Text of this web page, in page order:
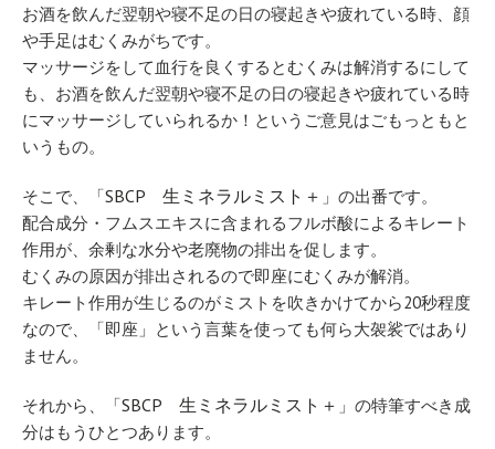
お酒を飲んだ翌朝や寝不足の日の寝起きや疲れている時、顔
や手足はむくみがちです。
マッサージをして血行を良くするとむくみは解消するにして
も、お酒を飲んだ翌朝や寝不足の日の寝起きや疲れている時
にマッサージしていられるか！というご意見はごもっともと
いうもの。
そこで、「SBCP 生ミネラルミスト＋ 」の出番です。
配合成分・フムスエキスに含まれるフルボ酸によるキレート
作用が、余剰な水分や老廃物の排出を促します。
むくみの原因が排出されるので即座にむくみが解消。
キレート作用が生じるのがミストを吹きかけてから20秒程度
なので、「即座」という言葉を使っても何ら大袈裟ではあり
ません。
それから、「SBCP 生ミネラルミスト＋ 」の特筆すべき成
分はもうひとつあります。